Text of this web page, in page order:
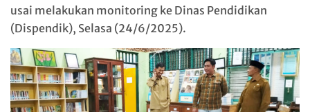
usai melakukan monitoring ke Dinas Pendidikan
(Dispendik), Selasa (24/6/2025).